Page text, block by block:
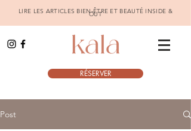
LIRE LES ARTICLES BIEN-ÊTRE ET BEAUTÉ INSIDE &
OUT
RÉSERVER
Post